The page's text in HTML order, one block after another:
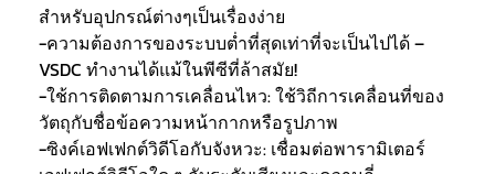
สำหรับอุปกรณ์ต่างๆเป็นเรื่องง่าย
-ความต้องการของระบบต่ำที่สุดเท่าที่จะเป็นไปได้ –
VSDC ทำงานได้แม้ในพีซีที่ล้าสมัย!
-ใช้การติดตามการเคลื่อนไหว: ใช้วิถีการเคลื่อนที่ของ
วัตถุกับชื่อข้อความหน้ากากหรือรูปภาพ
-ซิงค์เอฟเฟกต์วิดีโอกับจังหวะ: เชื่อมต่อพารามิเตอร์